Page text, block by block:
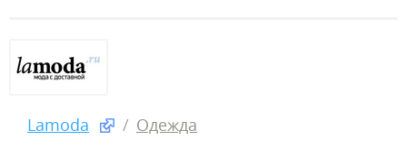
Lamoda Одежда